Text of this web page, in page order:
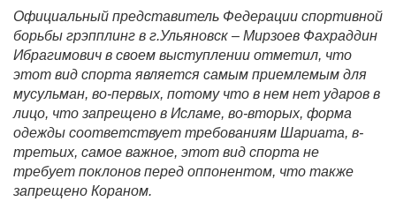
Официальный представитель Федерации спортивной
борьбы грэпплинг в г.Ульяновск – Мирзоев Фахраддин
Ибрагимович в своем выступлении отметил, что
этот вид спорта является самым приемлемым для
мусульман, во-первых, потому что в нем нет ударов в
лицо, что запрещено в Исламе, во-вторых, форма
одежды соответствует требованиям Шариата, в-
третьих, самое важное, этот вид спорта не
требует поклонов перед оппонентом, что также
запрещено Кораном.